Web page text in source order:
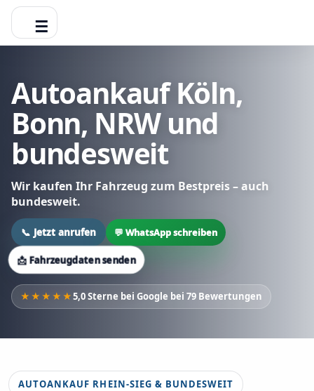
☰
Autoankauf Köln,
Bonn, NRW und
bundesweit
Wir kaufen Ihr Fahrzeug zum Bestpreis – auch
bundesweit.
📞 Jetzt anrufen 💬 WhatsApp schreiben
📩 Fahrzeugdaten senden
★★★★★5,0 Sterne bei Google bei 79 Bewertungen
AUTOANKAUF RHEIN-SIEG & BUNDESWEIT